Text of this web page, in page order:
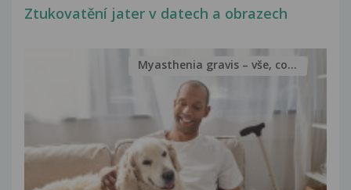
Ztukovatění jater v datech a obrazech
Myasthenia gravis – vše, co...